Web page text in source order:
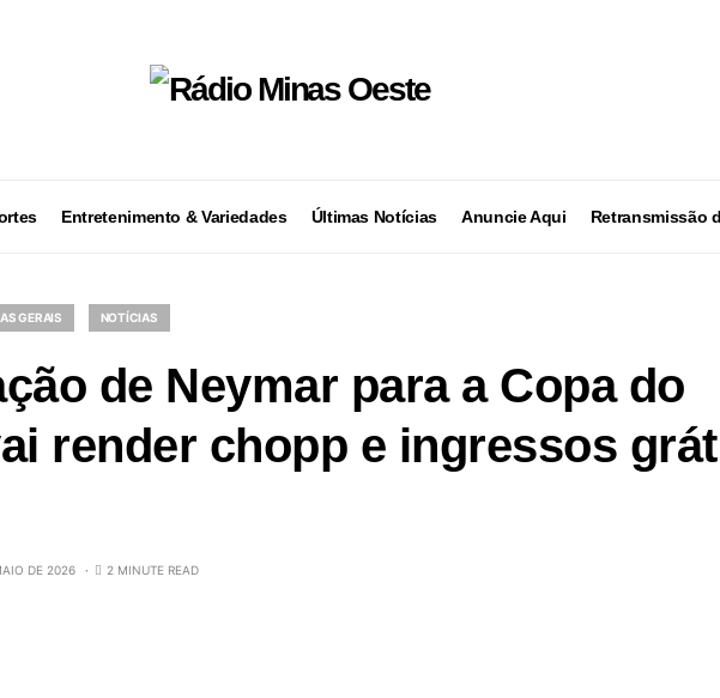
Entretenimento & Variedades Últimas Notícias Anuncie Aqui Retransmissão
GERAIS NOTÍCIAS
de Neymar para a Copa do
render chopp e ingressos
DE 2026 2 MINUTE READ